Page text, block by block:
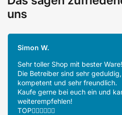
uns
Simon W.
Sehr toller Shop mit bester Ware!
Die Betreiber sind sehr
kompetent und sehr freundlich.
Kaufe gerne bei euch ein und
weiterempfehlen!
TOP👍🏻👍🏻👍🏻